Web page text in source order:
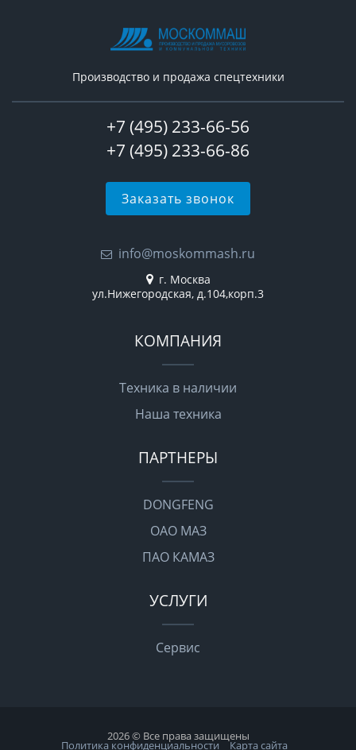
Производство и продажа спецтехники
+7 (495) 233-66-56
+7 (495) 233-66-86
Заказать звонок
info@moskommash.ru
г. Москва
ул.Нижегородская, д.104,корп.3
КОМПАНИЯ
Техника в наличии
Наша техника
ПАРТНЕРЫ
DONGFENG
ОАО МАЗ
ПАО КАМАЗ
УСЛУГИ
Сервис
2026 © Все права защищены
Политика конфиденциальности Карта сайта